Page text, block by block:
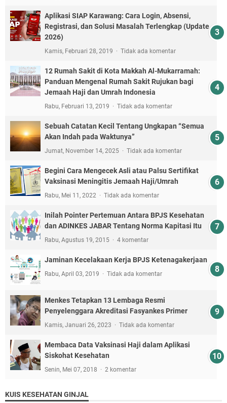
Aplikasi SIAP Karawang: Cara Login, Absensi,
Registrasi, dan Solusi Masalah Terlengkap (Update
2026)
Kamis, Februari 28, 2019 Tidak ada komentar
12 Rumah Sakit di Kota Makkah Al-Mukarramah:
Panduan Mengenal Rumah Sakit Rujukan bagi
Jemaah Haji dan Umrah Indonesia
Rabu, Februari 13, 2019 Tidak ada komentar
Sebuah Catatan Kecil Tentang Ungkapan “Semua
Akan Indah pada Waktunya”
Jumat, November 14, 2025 Tidak ada komentar
Begini Cara Mengecek Asli atau Palsu Sertifikat
Vaksinasi Meningitis Jemaah Haji/Umrah
Rabu, Mei 11, 2022 Tidak ada komentar
Inilah Pointer Pertemuan Antara BPJS Kesehatan
dan ADINKES JABAR Tentang Norma Kapitasi Itu
Rabu, Agustus 19, 2015 4 komentar
Jaminan Kecelakaan Kerja BPJS Ketenagakerjaan
Rabu, April 03, 2019 Tidak ada komentar
Menkes Tetapkan 13 Lembaga Resmi
Penyelenggara Akreditasi Fasyankes Primer
Kamis, Januari 26, 2023 Tidak ada komentar
Membaca Data Vaksinasi Haji dalam Aplikasi
Siskohat Kesehatan
Senin, Mei 07, 2018 2 komentar
KUIS KESEHATAN GINJAL